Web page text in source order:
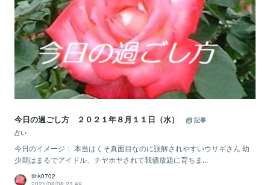
今日の過ごし方 ２０２１年８月１１日（水）
記事
占い
今日のイメージ： 本当はくそ真面目なのに誤解されやすいウサギさん 幼
少期はまるでアイドル、チヤホヤされて我儘放題に育ちま...
tink0702